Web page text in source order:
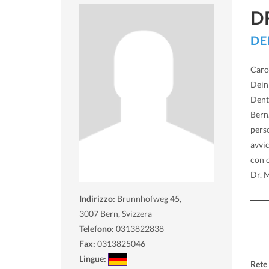
Indirizzo: Brunnhofweg 45,
3007 Bern, Svizzera
Telefono: 0313822838
Fax: 0313825046
Lingue:
con
Dr.